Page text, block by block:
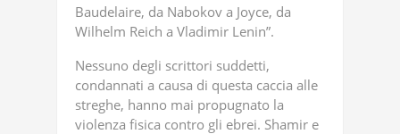
Baudelaire, da Nabokov a Joyce, da
Wilhelm Reich a Vladimir Lenin”.
Nessuno degli scrittori suddetti,
condannati a causa di questa caccia alle
streghe, hanno mai propugnato la
violenza fisica contro gli ebrei. Shamir e